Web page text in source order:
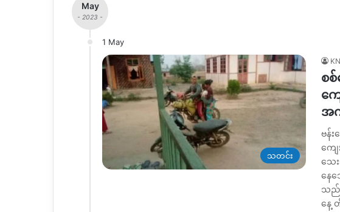
May
- 2023 -
1 May
သတင်း
စ
က
အ
ဗန်း
ကျေ
သေ
နေသ
သည်
နေ့